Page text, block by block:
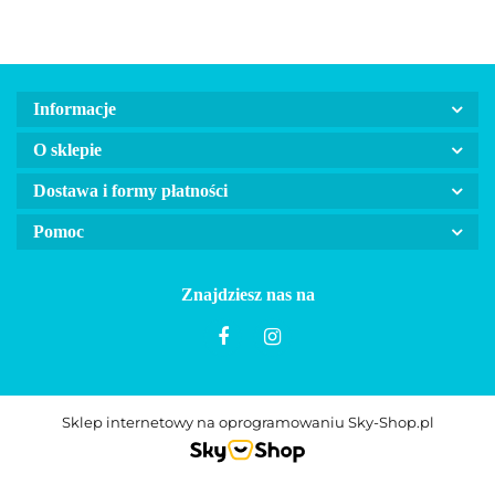
Informacje
O sklepie
Dostawa i formy płatności
Pomoc
Znajdziesz nas na
Sklep internetowy na oprogramowaniu Sky-Shop.pl